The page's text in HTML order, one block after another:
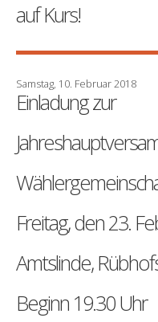
auf Kurs!
Samstag, 10. Februar 2018
Einladung zur
Freitag, den 23.
Amtslinde,
Beginn 19.30 Uhr